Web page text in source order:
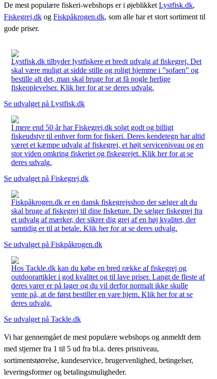
De mest populære fiskeri-webshops er i øjeblikket Lystfisk.dk,
Fiskegrej.dk og Fiskpåkrogen.dk, som alle har et stort sortiment til
gode priser.
Lystfisk.dk tilbyder lystfiskere et bredt udvalg af fiskegrej. Det
skal være muligt at sidde stille og roligt hjemme i ”sofaen” og
bestille alt det, man skal bruge for at få nogle herlige
fiskeoplevelser. Klik her for at se deres udvalg.
Se udvalget på Lystfisk.dk
I mere end 50 år har Fiskegrej.dk solgt godt og billigt
fiskeudstyr til enhver form for fiskeri. Deres kendetegn har altid
været et kæmpe udvalg af fiskegrej, et højt serviceniveau og en
stor viden omkring fiskeriet og fiskegrejet. Klik her for at se
deres udvalg.
Se udvalget på Fiskegrej.dk
Fiskpåkrogen.dk er en dansk fiskegrejsshop der sælger alt du
skal bruge af fiskegrej til dine fisketure. De sælger fiskegrej fra
et udvalg af mærker, der sikrer dig grej af en høj kvalitet, der
samtidig er til at betale. Klik her for at se deres udvalg.
Se udvalget på Fiskpåkrogen.dk
Hos Tackle.dk kan du købe en bred række af fiskegrej og
outdoorartikler i god kvalitet og til lave priser. Langt de fleste af
deres varer er på lager og du vil derfor normalt ikke skulle
vente på, at de først bestiller en vare hjem. Klik her for at se
deres udvalg.
Se udvalget på Tackle.dk
Vi har gennemgået de mest populære webshops og anmeldt dem
med stjerner fra 1 til 5 ud fra bl.a. deres prisniveau,
sortimentstørrelse, kundeservice, brugervenlighed, betingelser,
leveringsformer og betalingsmuligheder.